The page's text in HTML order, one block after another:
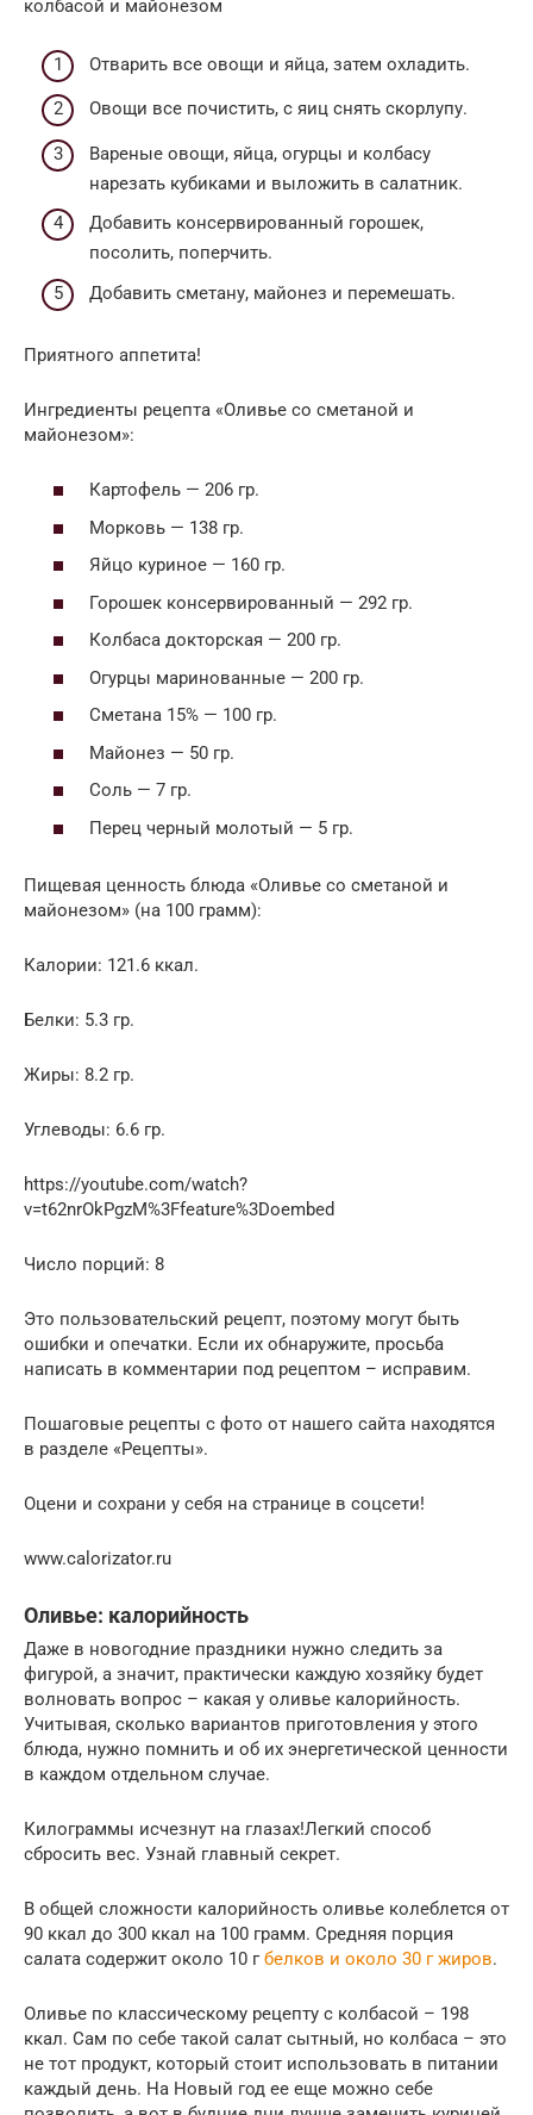
колбасой и майонезом
Отварить все овощи и яйца, затем охладить.
Овощи все почистить, с яиц снять скорлупу.
Вареные овощи, яйца, огурцы и колбасу
нарезать кубиками и выложить в салатник.
Добавить консервированный горошек,
посолить, поперчить.
Добавить сметану, майонез и перемешать.
Приятного аппетита!
Ингредиенты рецепта «Оливье со сметаной и
майонезом»:
Картофель — 206 гр.
Морковь — 138 гр.
Яйцо куриное — 160 гр.
Горошек консервированный — 292 гр.
Колбаса докторская — 200 гр.
Огурцы маринованные — 200 гр.
Сметана 15% — 100 гр.
Майонез — 50 гр.
Соль — 7 гр.
Перец черный молотый — 5 гр.
Пищевая ценность блюда «Оливье со сметаной и
майонезом» (на 100 грамм):
Калории: 121.6 ккал.
Белки: 5.3 гр.
Жиры: 8.2 гр.
Углеводы: 6.6 гр.
https://youtube.com/watch?
v=t62nrOkPgzM%3Ffeature%3Doembed
Число порций: 8
Это пользовательский рецепт, поэтому могут быть
ошибки и опечатки. Если их обнаружите, просьба
написать в комментарии под рецептом – исправим.
Пошаговые рецепты с фото от нашего сайта находятся
в разделе «Рецепты».
Оцени и сохрани у себя на странице в соцсети!
www.calorizator.ru
Оливье: калорийность
Даже в новогодние праздники нужно следить за
фигурой, а значит, практически каждую хозяйку будет
волновать вопрос – какая у оливье калорийность.
Учитывая, сколько вариантов приготовления у этого
блюда, нужно помнить и об их энергетической ценности
в каждом отдельном случае.
Килограммы исчезнут на глазах!Легкий способ
сбросить вес. Узнай главный секрет.
В общей сложности калорийность оливье колеблется от
90 ккал до 300 ккал на 100 грамм. Средняя порция
салата содержит около 10 гбелков и около 30 г жиров.
Оливье по классическому рецепту с колбасой – 198
ккал. Сам по себе такой салат сытный, но колбаса – это
не тот продукт, который стоит использовать в питании
каждый день. На Новый год ее еще можно себе